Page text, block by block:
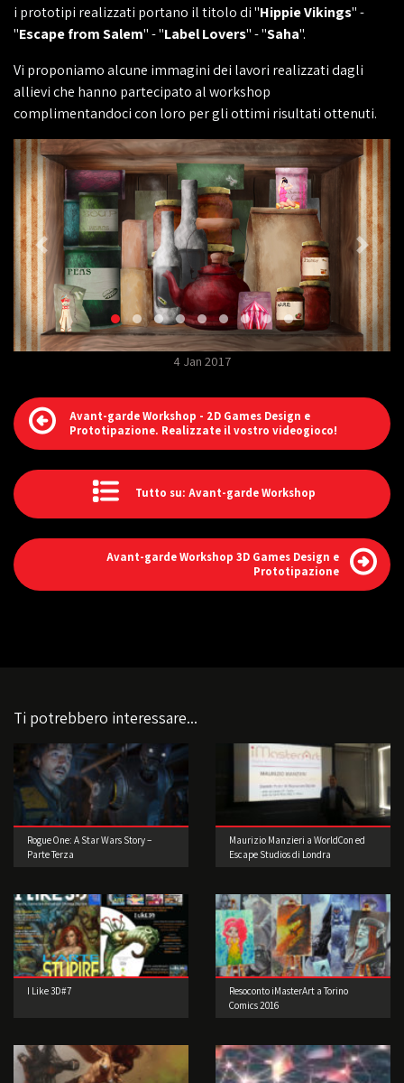
i prototipi realizzati portano il titolo di "Hippie Vikings" -
"Escape from Salem" - "Label Lovers" - "Saha".
Vi proponiamo alcune immagini dei lavori realizzati dagli
allievi che hanno partecipato al workshop
complimentandoci con loro per gli ottimi risultati ottenuti.
4 Jan 2017
Avant-garde Workshop - 2D Games Design e
Prototipazione. Realizzate il vostro videogioco!
Tutto su: Avant-garde Workshop
Avant-garde Workshop 3D Games Design e
Prototipazione
Ti potrebbero interessare...
Rogue One: A Star Wars Story –
Parte Terza
Maurizio Manzieri a WorldCon ed
Escape Studios di Londra
I Like 3D#7
Resoconto iMasterArt a Torino
Comics 2016